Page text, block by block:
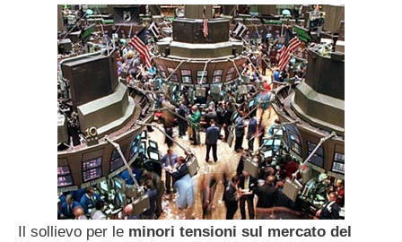
Il sollievo per le minori tensioni sul mercato del